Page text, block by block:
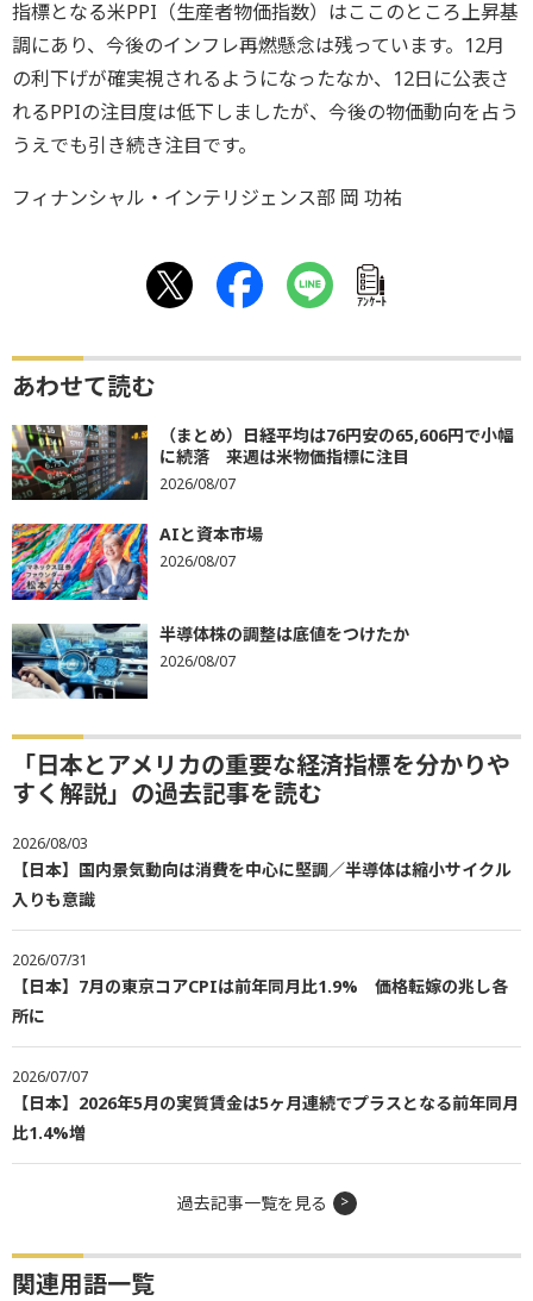
指標となる米PPI（生産者物価指数）はここのところ上昇基
調にあり、今後のインフレ再燃懸念は残っています。12月
の利下げが確実視されるようになったなか、12日に公表さ
れるPPIの注目度は低下しましたが、今後の物価動向を占う
うえでも引き続き注目です。
フィナンシャル・インテリジェンス部 岡 功祐
ｱﾝｹｰﾄ
あわせて読む
（まとめ）日経平均は76円安の65,606円で小幅
に続落 来週は米物価指標に注目
2026/08/07
AIと資本市場
2026/08/07
半導体株の調整は底値をつけたか
2026/08/07
「日本とアメリカの重要な経済指標を分かりや
すく解説」の過去記事を読む
2026/08/03
【日本】国内景気動向は消費を中心に堅調／半導体は縮小サイクル
入りも意識
2026/07/31
【日本】7月の東京コアCPIは前年同月比1.9% 価格転嫁の兆し各
所に
2026/07/07
【日本】2026年5月の実質賃金は5ヶ月連続でプラスとなる前年同月
比1.4%増
過去記事一覧を見る
関連用語一覧